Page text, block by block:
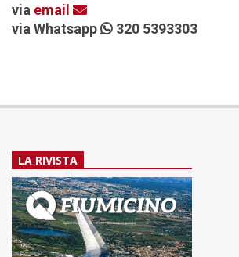
via email
via Whatsapp
320 5393303
LA RIVISTA